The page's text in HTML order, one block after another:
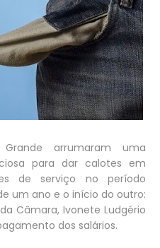
arrumaram uma
para dar calotes em
de serviço no período
um ano e o início do outro:
Câmara, Ivonete Ludgério
dos salários.